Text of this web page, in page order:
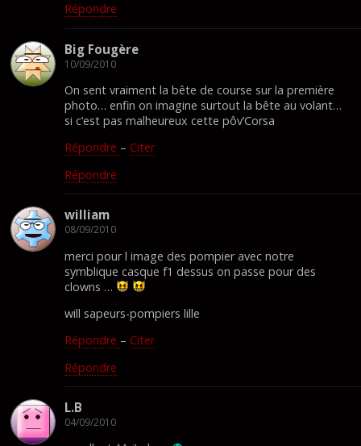
Répondre
Big Fougère
10/09/2010
On sent vraiment la bête de course sur la première
photo… enfin on imagine surtout la bête au volant…
si c’est pas malheureux cette pôv’Corsa
Répondre – Citer
Répondre
william
08/09/2010
merci pour l image des pompier avec notre
symblique casque f1 dessus on passe pour des
clowns …
will sapeurs-pompiers lille
Répondre – Citer
Répondre
L.B
04/09/2010